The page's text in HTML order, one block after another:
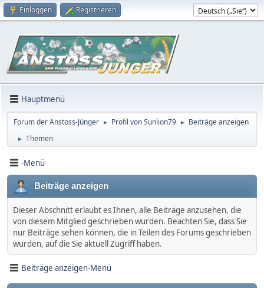
Einloggen Registrieren
Hauptmenü
Forum der Anstoss-Jünger ► Profil von Sunlion79 ► Beiträge anzeigen
► Themen
-Menü
Beiträge anzeigen
Dieser Abschnitt erlaubt es Ihnen, alle Beiträge anzusehen, die
von diesem Mitglied geschrieben wurden. Beachten Sie, dass Sie
nur Beiträge sehen können, die in Teilen des Forums geschrieben
wurden, auf die Sie aktuell Zugriff haben.
Beiträge anzeigen-Menü